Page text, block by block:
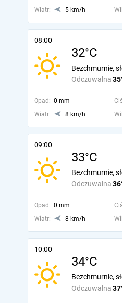
Wiatr: 5 km/h
08:00
32°C
Odczuwalna
Bezchmurnie,
Opad: 0 mm
Wiatr:
8 km/h
09:00
33°C
Odczuwalna
Bezchmurnie,
Opad: 0 mm
Wiatr:
8 km/h
10:00
34°C
Odczuwalna
Bezchmurnie,